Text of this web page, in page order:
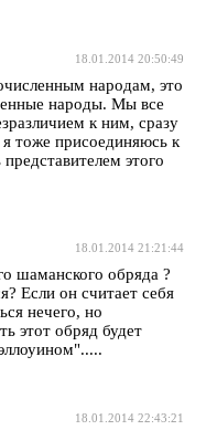
18.01.2014 20:50:49
народам, это
народы. Мы все
к ним, сразу
тоже присоединяюсь к
этого
18.01.2014 21:21:44
шаманского обряда ?
Если он считает себя
нечего, но
этот обряд будет
18.01.2014 22:43:21